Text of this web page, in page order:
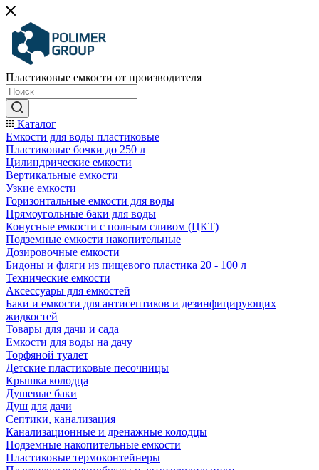
Пластиковые емкости от производителя
Каталог
Емкости для воды пластиковые
Пластиковые бочки до 250 л
Цилиндрические емкости
Вертикальные емкости
Узкие емкости
Горизонтальные емкости для воды
Прямоугольные баки для воды
Конусные емкости с полным сливом (ЦКТ)
Подземные емкости накопительные
Дозировочные емкости
Бидоны и фляги из пищевого пластика 20 - 100 л
Технические емкости
Аксессуары для емкостей
Баки и емкости для антисептиков и дезинфицирующих
жидкостей
Товары для дачи и сада
Емкости для воды на дачу
Торфяной туалет
Детские пластиковые песочницы
Крышка колодца
Душевые баки
Душ для дачи
Септики, канализация
Канализационные и дренажные колодцы
Подземные накопительные емкости
Пластиковые термоконтейнеры